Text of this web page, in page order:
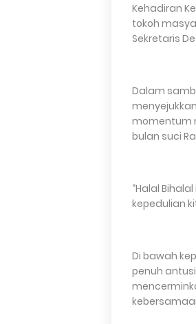
Kehadiran
tokoh
Sekretaris
Dalam
momentum
bulan suci
“Halal
kepedulian
Di bawah
penuh